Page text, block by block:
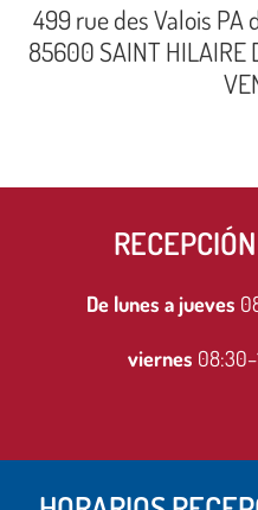
499 rue des Valois PA
85600 SAINT HILAIRE
De lunes a jueves
viernes